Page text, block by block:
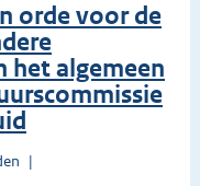
orde voor de
het algemeen